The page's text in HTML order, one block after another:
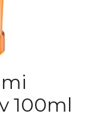
100ml